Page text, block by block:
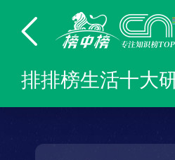
排排榜生活十大